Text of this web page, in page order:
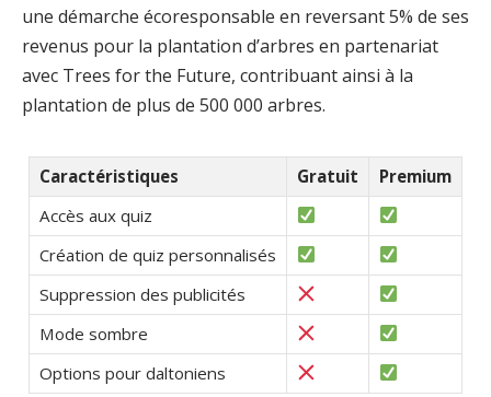
une démarche écoresponsable en reversant 5% de ses
revenus pour la plantation d’arbres en partenariat
avec Trees for the Future, contribuant ainsi à la
plantation de plus de 500 000 arbres.
Caractéristiques Gratuit
Premium
Accès aux quiz
Création de quiz personnalisés
Suppression des publicités
Mode sombre
Options pour daltoniens